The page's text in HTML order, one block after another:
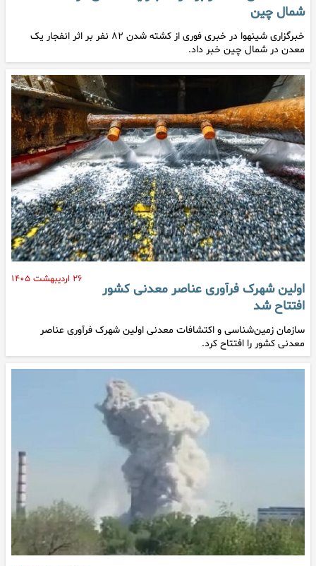
شمال چین
خبرگزاری شینهوا در خبری فوری از کشته شدن ۸۲ نفر بر اثر انفجار یک
معدن در شمال چین خبر داد.
۲۶ اردیبهشت ۱۴۰۵
اولین شهرک فرآوری عناصر معدنی کشور
افتتاح شد
سازمان زمین‌شناسی و اکتشافات معدنی اولین شهرک فرآوری عناصر
معدنی کشور را افتتاح کرد.